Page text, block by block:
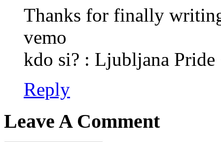
Thanks for finally
vemo
kdo si? : Ljubljana
Reply
Leave A Comment